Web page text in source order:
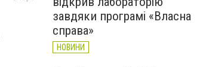
завдяки програмі «Власна
справа»
НОВИНИ